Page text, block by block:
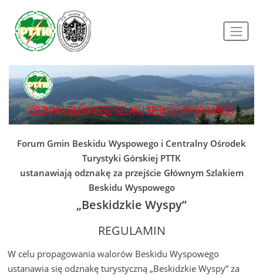
Forum Gmin Beskidu Wyspowego i Centralny Ośrodek
Turystyki Górskiej PTTK
ustanawiają odznakę za przejście Głównym Szlakiem
Beskidu Wyspowego
„Beskidzkie Wyspy”
REGULAMIN
W celu propagowania walorów Beskidu Wyspowego
ustanawia się odznakę turystyczną „Beskidzkie Wyspy” za